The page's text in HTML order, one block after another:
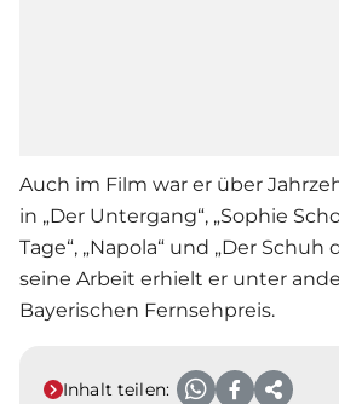
Auch im Film war er über
in „Der Untergang“, „Sophie
Tage“, „Napola“ und „Der Schuh
seine Arbeit erhielt er unter
Bayerischen Fernsehpreis.
Inhalt teilen: